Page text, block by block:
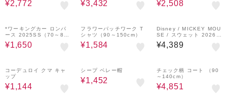
学 電車
¥2,772 ¥3,432 ¥2,508
*ワーキングカー ロンパ
ース 2025SS（70～80c
m）
¥1,650
フラワーパッチワーク T
シャツ（90～150cm）
¥1,584
Disney / MICKEY MOU
SE / スウェット 2026F
W（90～140cm）プチプ
ラ 保育園 通学 定番
¥4,389
コーデュロイ クマ キャ
ップ
¥1,144
シープ ベレー帽
¥1,452
チェック柄 コート （90
～140cm）
¥4,851